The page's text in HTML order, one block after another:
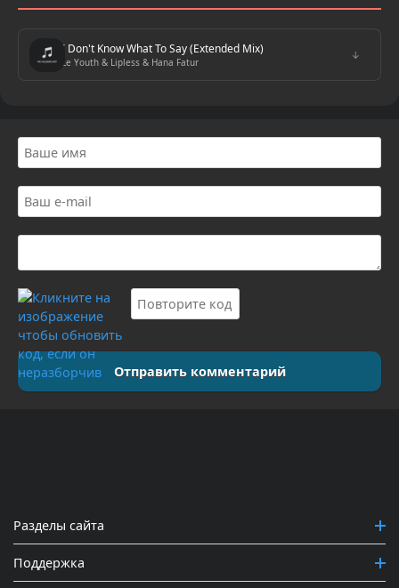
I Don't Know What To Say (Extended Mix)
Le Youth & Lipless & Hana Fatur
↓
Отправить комментарий
Разделы сайта
Поддержка